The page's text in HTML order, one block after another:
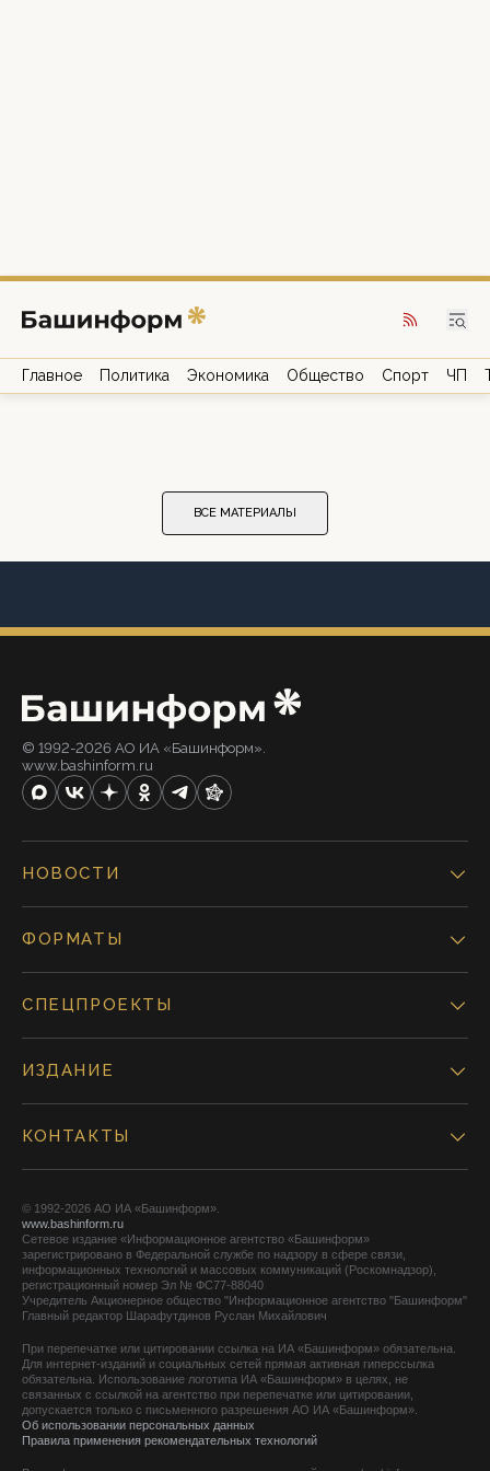
Главное Политика Экономика Общество Спорт ЧП
ВСЕ МАТЕРИАЛЫ
© 1992-2026 АО ИА «Башинформ».
www.bashinform.ru
НОВОСТИ
ФОРМАТЫ
СПЕЦПРОЕКТЫ
ИЗДАНИЕ
КОНТАКТЫ
© 1992-2026 АО ИА «Башинформ».
www.bashinform.ru
Сетевое издание «Информационное агентство «Башинформ»
зарегистрировано в Федеральной службе по надзору в сфере связи,
информационных технологий и массовых коммуникаций (Роскомнадзор),
регистрационный номер Эл № ФС77-88040
Учредитель Акционерное общество "Информационное агентство "Башинформ"
Главный редактор Шарафутдинов Руслан Михайлович
При перепечатке или цитировании ссылка на ИА «Башинформ» обязательна.
Для интернет-изданий и социальных сетей прямая активная гиперссылка
обязательна. Использование логотипа ИА «Башинформ» в целях, не
связанных с ссылкой на агентство при перепечатке или цитировании,
допускается только с письменного разрешения АО ИА «Башинформ».
Об использовании персональных данных
Правила применения рекомендательных технологий